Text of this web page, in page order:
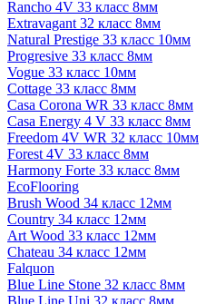
Rancho 4V 33 класс 8мм
Extravagant 32 класс 8мм
Natural Prestige 33 класс 10мм
Progresive 33 класс 8мм
Vogue 33 класс 10мм
Cottage 33 класс 8мм
Casa Corona WR 33 класс 8мм
Casa Energy 4 V 33 класс 8мм
Freedom 4V WR 32 класс 10мм
Forest 4V 33 класс 8мм
Harmony Forte 33 класс 8мм
EcoFlooring
Brush Wood 34 класс 12мм
Country 34 класс 12мм
Art Wood 33 класс 12мм
Chateau 34 класс 12мм
Falquon
Blue Line Stone 32 класс 8мм
Blue Line Uni 32 класс 8мм